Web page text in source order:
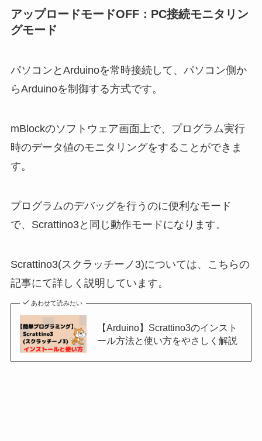
アップロードモードOFF：PC接続モニタリン
グモード
パソコンとArduinoを常時接続して、パソコン側か
らArduinoを制御する方式です。
mBlockのソフトウェア画面上で、プログラム実行
時のデータ値のモニタリングをすることができま
す。
プログラムのデバッグを行うのに便利なモード
で、Scrattino3と同じ動作モードになります。
Scrattino3(スクラッチーノ3)については、こちらの
記事にて詳しく説明しています。
あわせて読みたい
【Arduino】Scrattino3のインスト
ール方法と使い方をやさしく解説